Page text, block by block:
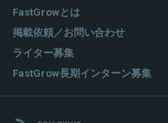
FastGrowとは
掲載依頼／お問い合わせ
ライター募集
FastGrow長期インターン募集